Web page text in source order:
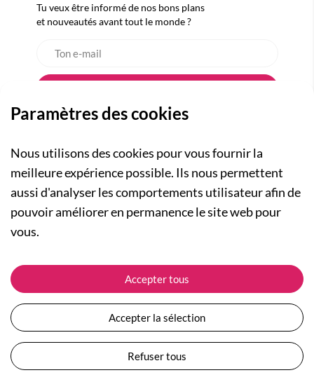
Tu veux être informé de nos bons plans
et nouveautés avant tout le monde ?
A PROPOS
Qui sommes-nous ?
Actualités
Nos engagements
Plan du site
Devenir revendeur
NOS RUBRIQUES
Collection Femme
Collection Enfants
Les Totebags
Nos différents thèmes
ASSISTANCE
Suivre ma commande
Expédition et livraison
Retour et remboursement
Moyens de paiement
Questions / Réponses
Conditions générales de vente
Paramètres des cookies
Nous utilisons des cookies pour vous fournir la
meilleure expérience possible. Ils nous permettent
aussi d'analyser les comportements utilisateur afin de
pouvoir améliorer en permanence le site web pour
vous.
Accepter tous
Accepter la sélection
Refuser tous